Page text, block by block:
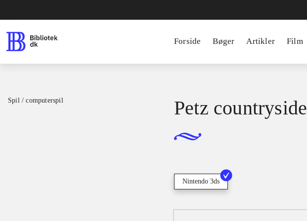
Forside Bøger Artikler Film
Spil / computerspil Petz countryside
Nintendo 3ds